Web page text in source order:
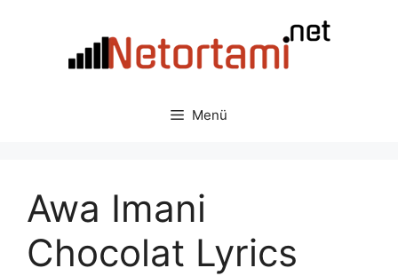
Menü
Awa Imani
Chocolat Lyrics